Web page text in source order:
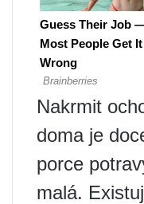
Nakrmit
doma je
porce
malá.